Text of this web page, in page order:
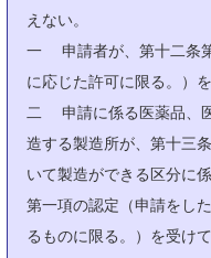
えない。
一 申請者が、第十二条
に応じた許可に限る。）
二 申請に係る医薬品、
造する製造所が、第十三
いて製造ができる区分に
第一項の認定（申請をし
るものに限る。）を受け